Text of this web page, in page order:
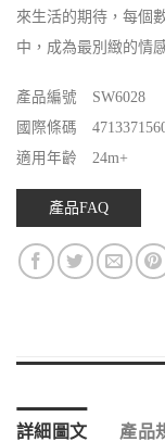
來生活的期待，每個
中，成為最別緻的情
產品編號 SW6028
國際條碼
適用年齡 24m+
產品FAQ
詳細圖文 產品